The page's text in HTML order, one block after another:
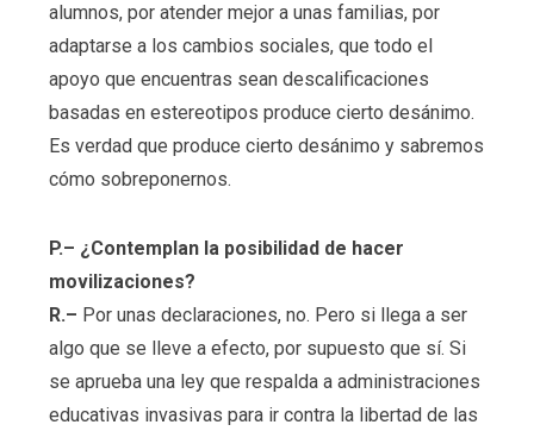
alumnos, por atender mejor a unas familias, por
adaptarse a los cambios sociales, que todo el
apoyo que encuentras sean descalificaciones
basadas en estereotipos produce cierto desánimo.
Es verdad que produce cierto desánimo y sabremos
cómo sobreponernos.
P.– ¿Contemplan la posibilidad de hacer
movilizaciones?
R.– Por unas declaraciones, no. Pero si llega a ser
algo que se lleve a efecto, por supuesto que sí. Si
se aprueba una ley que respalda a administraciones
educativas invasivas para ir contra la libertad de las